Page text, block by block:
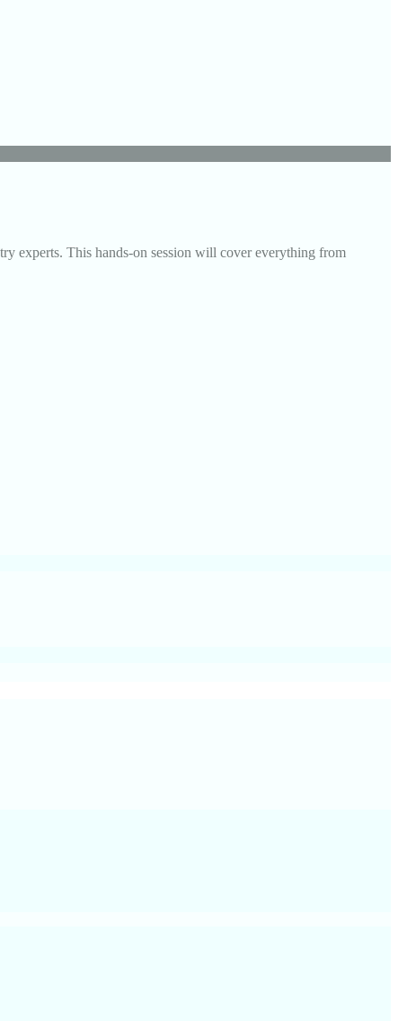
experts. This hands-on session will cover everything from